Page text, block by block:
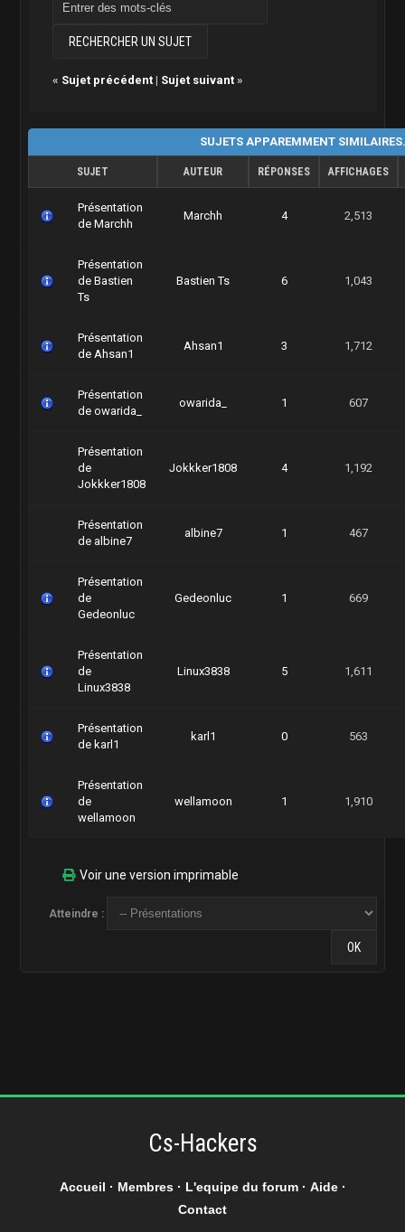
« Sujet précédent| Sujet suivant»
SUJETS APPAREMMENT
SUJET AUTEUR RÉPONSES AFFICHAGES
Présentation
de Marchh
Marchh 4 2,513
Présentation
de Bastien
Ts
Bastien Ts 6 1,043
Présentation
de Ahsan1
Ahsan1 3 1,712
Présentation
de owarida_
owarida_ 1 607
Présentation
de
Jokkker1808
Jokkker1808 4 1,192
Présentation
de albine7
albine7 1 467
Présentation
de
Gedeonluc
Gedeonluc 1 669
Présentation
de
Linux3838
Linux3838 5 1,611
Présentation
de karl1
karl1 0 563
Présentation
de
wellamoon
wellamoon 1 1,910
Voir une version imprimable
Atteindre :
Cs-Hackers
Accueil · Membres· L'equipe du forum· Aide·
Contact